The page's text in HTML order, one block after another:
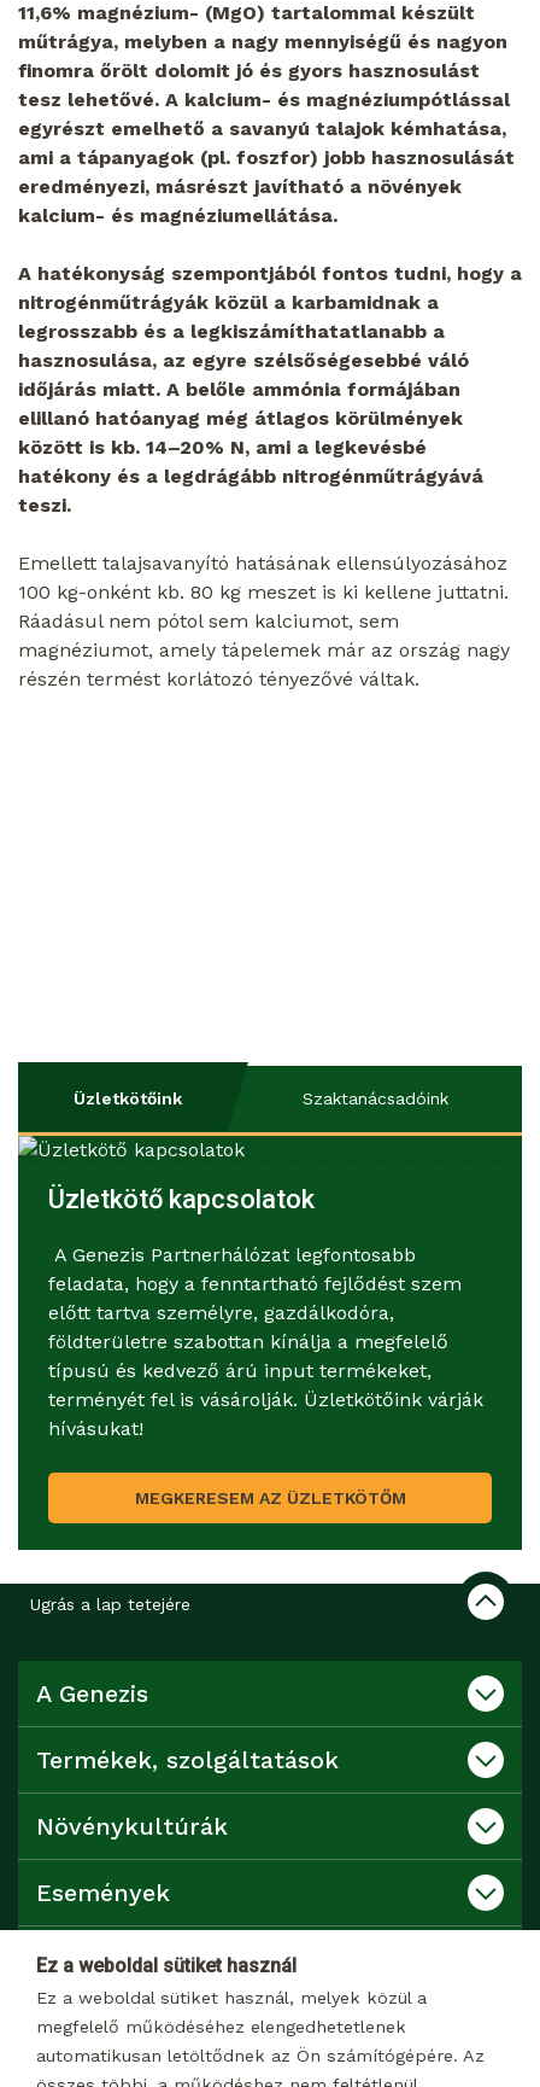
Ez a weboldal sütiket használ
Ez a weboldal sütiket használ, melyek közül a
megfelelő működéséhez elengedhetetlenek
automatikusan letöltődnek az Ön számítógépére. Az
11,6% magnézium- (MgO) tartalommal készült
műtrágya, melyben a nagy mennyiségű és nagyon
finomra őrölt dolomit jó és gyors hasznosulást
tesz lehetővé. A kalcium- és magnéziumpótlással
egyrészt emelhető a savanyú talajok kémhatása,
ami a tápanyagok (pl. foszfor) jobb hasznosulását
eredményezi, másrészt javítható a növények
kalcium- és magnéziumellátása.
A hatékonyság szempontjából fontos tudni, hogy a
nitrogénműtrágyák közül a karbamidnak a
legrosszabb és a legkiszámíthatatlanabb a
hasznosulása, az egyre szélsőségesebbé váló
időjárás miatt. A belőle ammónia formájában
elillanó hatóanyag még átlagos körülmények
között is kb. 14–20% N, ami a legkevésbé
hatékony és a legdrágább nitrogénműtrágyává
teszi.
Emellett talajsavanyító hatásának ellensúlyozásához
100 kg-onként kb. 80 kg meszet is ki kellene juttatni.
Ráadásul nem pótol sem kalciumot, sem
magnéziumot, amely tápelemek már az ország nagy
részén termést korlátozó tényezővé váltak.
Üzletkötőink Szaktanácsadóink
Üzletkötő kapcsolatok
A Genezis Partnerhálózat legfontosabb
feladata, hogy a fenntartható fejlődést szem
előtt tartva személyre, gazdálkodóra,
földterületre szabottan kínálja a megfelelő
típusú és kedvező árú input termékeket,
terményét fel is vásárolják. Üzletkötőink várják
hívásukat!
MEGKERESEM AZ ÜZLETKÖTŐM
Ugrás a lap tetejére
A Genezis
Termékek, szolgáltatások
Növénykultúrák
Események
Katalógusok
Kapcsolat